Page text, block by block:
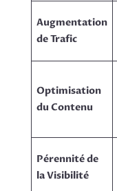
Augmentation
de Trafic
Optimisation
du Contenu
Pérennité de
la Visibilité